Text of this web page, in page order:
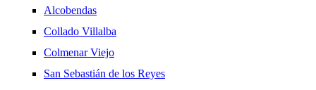
Alcobendas
Collado Villalba
Colmenar Viejo
San Sebastián de los Reyes